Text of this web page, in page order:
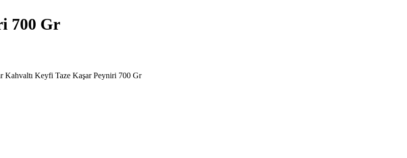
700 Gr
Kahvaltı Keyfi Taze Kaşar Peyniri 700 Gr